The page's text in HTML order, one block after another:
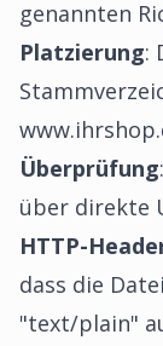
genannten
Platzierung:
Überprüfung
über direkte
HTTP-
dass die
"text/plain"